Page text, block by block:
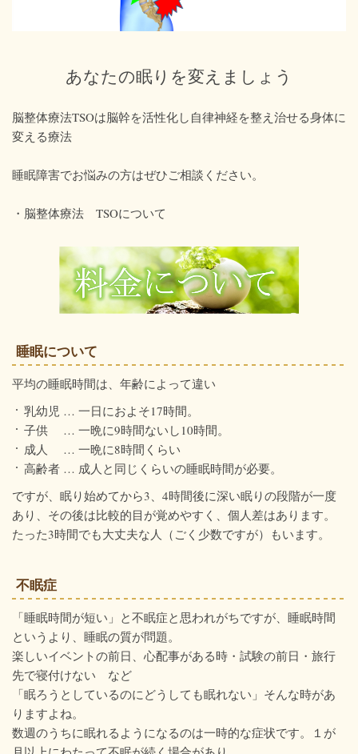
あなたの眠りを変えましょう
脳整体療法TSOは脳幹を活性化し自律神経を整え治せる身体に
変える療法
睡眠障害でお悩みの方はぜひご相談ください。
・脳整体療法 TSOについて
睡眠について
平均の睡眠時間は、年齢によって違い
乳幼児 … 一日におよそ17時間。
子供 … 一晩に9時間ないし10時間。
成人 … 一晩に8時間くらい
高齢者 … 成人と同じくらいの睡眠時間が必要。
ですが、眠り始めてから3、4時間後に深い眠りの段階が一度
あり、その後は比較的目が覚めやすく、個人差はあります。
たった3時間でも大丈夫な人（ごく少数ですが）もいます。
不眠症
「睡眠時間が短い」と不眠症と思われがちですが、睡眠時間
というより、睡眠の質が問題。
楽しいイベントの前日、心配事がある時・試験の前日・旅行
先で寝付けない など
「眠ろうとしているのにどうしても眠れない」そんな時があ
りますよね。
数週のうちに眠れるようになるのは一時的な症状です。１が